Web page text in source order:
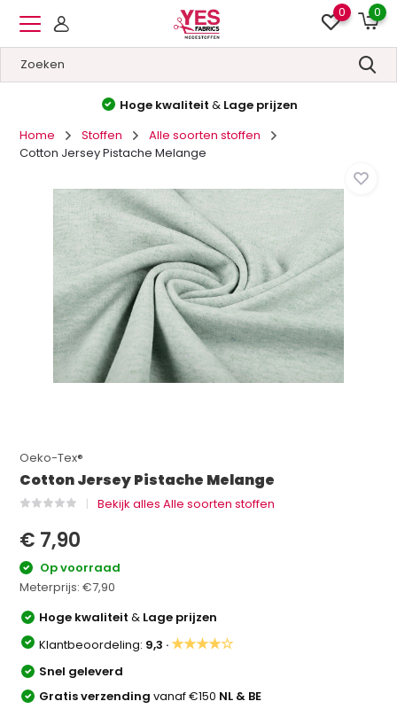
0 0
Hoge kwaliteit & Lage prijzen
Home
Stoffen
Alle soorten stoffen
Cotton Jersey Pistache Melange
Oeko-Tex®
Cotton Jersey Pistache Melange
Bekijk alles Alle soorten stoffen
€ 7,90
Op voorraad
Meterprijs:€7,90
Hoge kwaliteit& Lage prijzen
Klantbeoordeling: 9,3 ·★★★★☆
Snel geleverd
Gratis verzendingvanaf €150 NL & BE